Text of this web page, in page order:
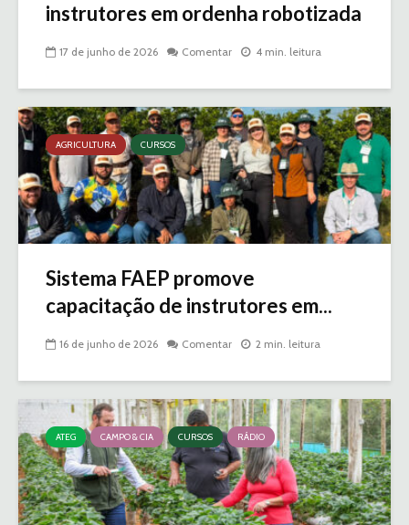
instrutores em ordenha robotizada
17 de junho de 2026 Comentar 4 min. leitura
AGRICULTURA CURSOS
Sistema FAEP promove
capacitação de instrutores em...
16 de junho de 2026 Comentar 2 min. leitura
ATEG CAMPO & CIA CURSOS RÁDIO